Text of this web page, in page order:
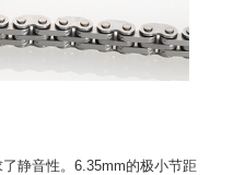
静音性。6.35mm的极小节距